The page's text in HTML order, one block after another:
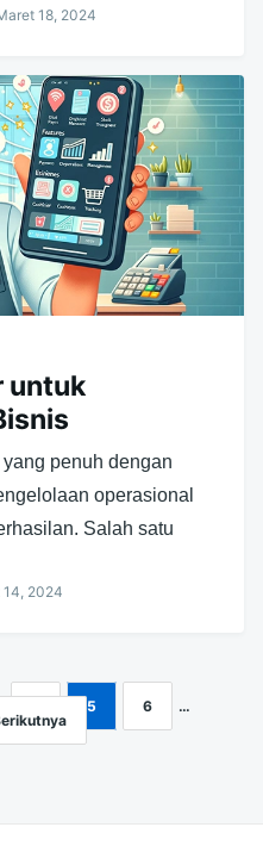
18, 2024
untuk
penuh dengan
operasional
Salah satu
14, 2024
5 6
…